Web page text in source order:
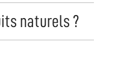
naturels ?